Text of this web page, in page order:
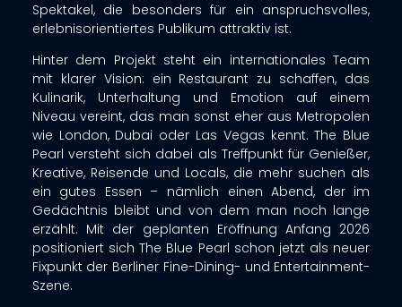
Spektakel, die besonders für ein anspruchsvolles,
erlebnisorientiertes Publikum attraktiv ist.
Hinter dem Projekt steht ein internationales Team
mit klarer Vision: ein Restaurant zu schaffen, das
Kulinarik, Unterhaltung und Emotion auf einem
Niveau vereint, das man sonst eher aus Metropolen
wie London, Dubai oder Las Vegas kennt. The Blue
Pearl versteht sich dabei als Treffpunkt für Genießer,
Kreative, Reisende und Locals, die mehr suchen als
ein gutes Essen – nämlich einen Abend, der im
Gedächtnis bleibt und von dem man noch lange
erzählt. Mit der geplanten Eröffnung Anfang 2026
positioniert sich The Blue Pearl schon jetzt als neuer
Fixpunkt der Berliner Fine-Dining- und Entertainment-
Szene.